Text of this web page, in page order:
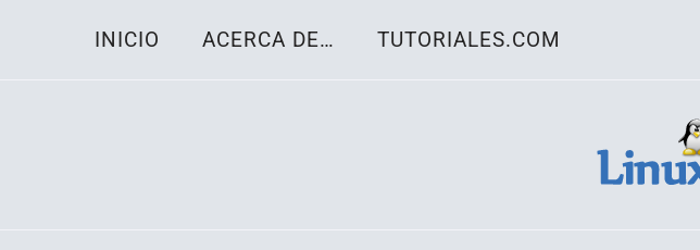
INICIO ACERCA DE… TUTORIALES.COM